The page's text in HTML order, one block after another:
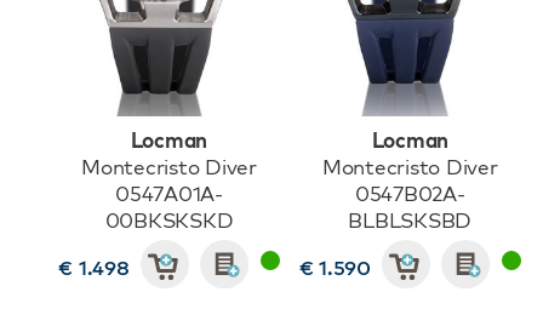
Locman
Montecristo Diver
0547A01A-
00BKSKSKD
€ 1.498
Locman
Montecristo Diver
0547B02A-
BLBLSKSBD
€ 1.590